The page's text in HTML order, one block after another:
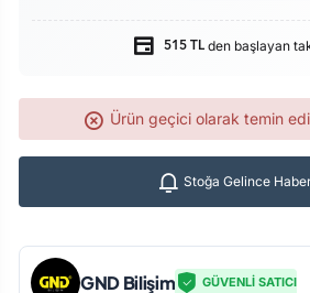
515 TLden başlayan
Ürün geçici olarak temin
Stoğa Gelince
GND Bilişim GÜVENLİ SATICI